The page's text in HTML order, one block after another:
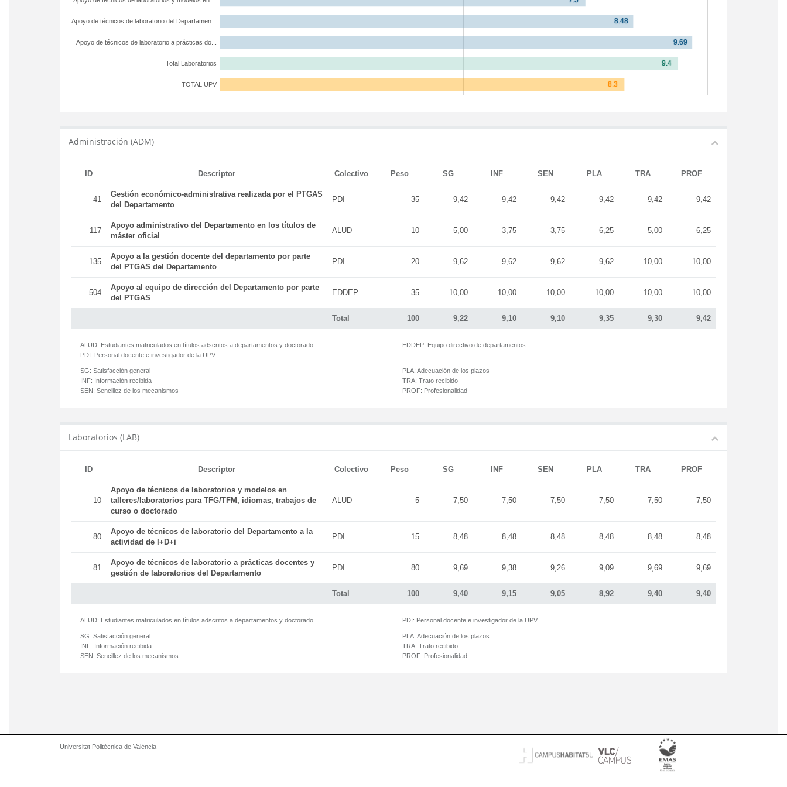
TOTAL UPV
Total Laboratorios
Apoyo de técnicos de laboratorio a prácticas do...
Apoyo de técnicos de laboratorio del Departamen...
Administración (ADM)
ID Descriptor Colectivo Peso SG INF SEN PLA TRA PROF
Total 100 9,22 9,10 9,10 9,35 9,30 9,42
41
Gestión económico-administrativa realizada por el PTGAS
del Departamento
PDI 35 9,42 9,42 9,42 9,42 9,42 9,42
117
Apoyo administrativo del Departamento en los títulos de
máster oficial
ALUD 10 5,00 3,75 3,75 6,25 5,00 6,25
135
Apoyo a la gestión docente del departamento por parte
del PTGAS del Departamento
PDI 20 9,62 9,62 9,62 9,62 10,00 10,00
504
Apoyo al equipo de dirección del Departamento por parte
del PTGAS
EDDEP 35 10,00 10,00 10,00 10,00 10,00 10,00
ALUD: Estudiantes matriculados en títulos adscritos a departamentos y doctorado
PDI: Personal docente e investigador de la UPV
EDDEP: Equipo directivo de departamentos
SG: Satisfacción general
INF: Información recibida
SEN: Sencillez de los mecanismos
PLA: Adecuación de los plazos
TRA: Trato recibido
PROF: Profesionalidad
Laboratorios (LAB)
ID Descriptor Colectivo Peso SG INF SEN PLA TRA PROF
Total 100 9,40 9,15 9,05 8,92 9,40 9,40
10
Apoyo de técnicos de laboratorios y modelos en
talleres/laboratorios para TFG/TFM, idiomas, trabajos de
curso o doctorado
ALUD 5 7,50 7,50 7,50 7,50 7,50 7,50
80
Apoyo de técnicos de laboratorio del Departamento a la
actividad de I+D+i
PDI 15 8,48 8,48 8,48 8,48 8,48 8,48
81
Apoyo de técnicos de laboratorio a prácticas docentes y
gestión de laboratorios del Departamento
PDI 80 9,69 9,38 9,26 9,09 9,69 9,69
ALUD: Estudiantes matriculados en títulos adscritos a departamentos y doctorado PDI: Personal docente e investigador de la UPV
SG: Satisfacción general
INF: Información recibida
SEN: Sencillez de los mecanismos
PLA: Adecuación de los plazos
TRA: Trato recibido
PROF: Profesionalidad
Universitat Politècnica de València